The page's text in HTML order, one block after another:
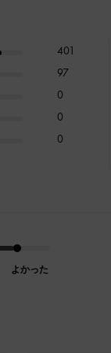
401
97
0
0
0
よかった